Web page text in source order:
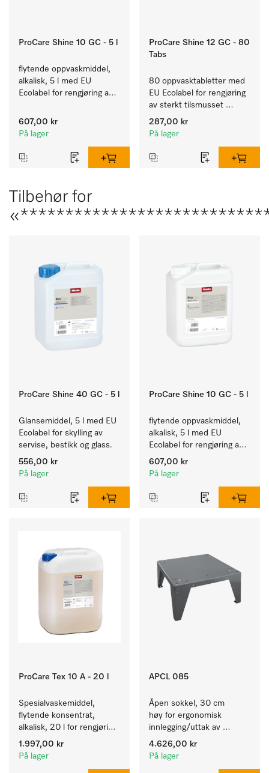
ProCare Shine 10 GC - 5 l
flytende oppvaskmiddel,
alkalisk, 5 l med EU
Ecolabel for rengjøring av
bestikk og glass.
607,00 kr
På lager
ProCare Shine 12 GC - 80
Tabs
80 oppvasktabletter med
EU Ecolabel for rengjøring
av sterkt tilsmusset
servise, bestikk og glass.
287,00 kr
På lager
Tilbehør for
ProCare Shine 40 GC - 5 l
Glansemiddel, 5 l med EU
Ecolabel for skylling av
servise, bestikk og glass.
556,00 kr
På lager
ProCare Shine 10 GC - 5 l
flytende oppvaskmiddel,
alkalisk, 5 l med EU
Ecolabel for rengjøring av
daglig smuss på servise,
bestikk og glass.
607,00 kr
På lager
ProCare Tex 10 A - 20 l
Spesialvaskemiddel,
flytende konsentrat,
alkalisk, 20 l for rengjøring
av hvite tekstiler og
fargeekte, kulørte tekstiler.
1.997,00 kr
På lager
APCL 085
Åpen sokkel, 30 cm
høy for ergonomisk
innlegging/uttak av
tekstiler fra vaskemaskin
og tørketrommel.
4.626,00 kr
På lager